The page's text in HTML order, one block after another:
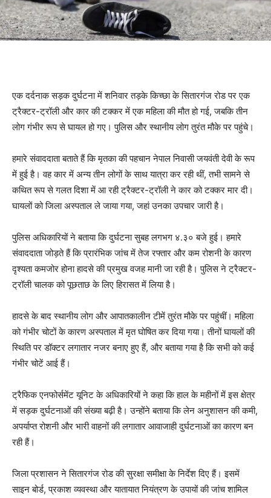
एक दर्दनाक सड़क दुर्घटना में शनिवार तड़के किच्छा के सितारगंज रोड पर एक
ट्रैक्टर-ट्रॉली और कार की टक्कर में एक महिला की मौत हो गई, जबकि तीन
लोग गंभीर रूप से घायल हो गए। पुलिस और स्थानीय लोग तुरंत मौके पर पहुंचे।
हमारे संवाददाता बताते हैं कि मृतका की पहचान नेपाल निवासी जयवंती देवी के रूप
में हुई है। वह कार में अन्य तीन लोगों के साथ यात्रा कर रही थीं, तभी सामने से
कथित रूप से गलत दिशा में आ रही ट्रैक्टर-ट्रॉली ने कार को टक्कर मार दी।
घायलों को जिला अस्पताल ले जाया गया, जहां उनका उपचार जारी है।
पुलिस अधिकारियों ने बताया कि दुर्घटना सुबह लगभग ४.३० बजे हुई। हमारे
संवाददाता जोड़ते हैं कि प्रारंभिक जांच में तेज रफ्तार और कम रोशनी के कारण
दृश्यता कमजोर होना हादसे की प्रमुख वजह मानी जा रही है। पुलिस ने ट्रैक्टर-
ट्रॉली चालक को पूछताछ के लिए हिरासत में लिया है।
हादसे के बाद स्थानीय लोग और आपातकालीन टीमें तुरंत मौके पर पहुंचीं। महिला
को गंभीर चोटों के कारण अस्पताल में मृत घोषित कर दिया गया। तीनों घायलों की
स्थिति पर डॉक्टर लगातार नजर बनाए हुए हैं, और बताया गया है कि सभी को कई
गंभीर चोटें आई हैं।
ट्रैफिक एनफोर्समेंट यूनिट के अधिकारियों ने कहा कि हाल के महीनों में इस क्षेत्र
में सड़क दुर्घटनाओं की संख्या बढ़ी है। उन्होंने बताया कि लेन अनुशासन की कमी,
अपर्याप्त रोशनी और भारी वाहनों की लगातार आवाजाही दुर्घटनाओं का कारण बन
रही हैं।
जिला प्रशासन ने सितारगंज रोड की सुरक्षा समीक्षा के निर्देश दिए हैं। इसमें
साइन बोर्ड, प्रकाश व्यवस्था और यातायात नियंत्रण के उपायों की जांच शामिल